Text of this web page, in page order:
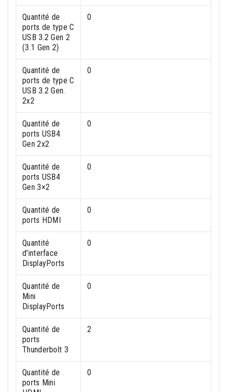
Quantité de
ports de type C
USB 3.2 Gen 2
(3.1 Gen 2)
0
Quantité de
ports de type C
USB 3.2 Gen.
2x2
0
Quantité de
ports USB4
Gen 2x2
0
Quantité de
ports USB4
Gen 3×2
0
Quantité de
ports HDMI
0
Quantité
d'interface
DisplayPorts
0
Quantité de
Mini
DisplayPorts
0
Quantité de
ports
Thunderbolt 3
2
Quantité de
ports Mini
0